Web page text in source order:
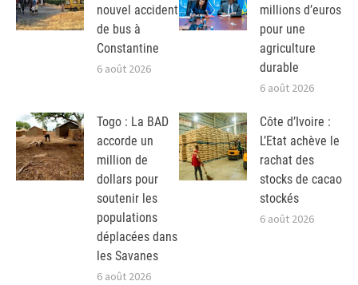
nouvel accident
de bus à
Constantine
6 août 2026
millions d’euros
pour une
agriculture
durable
6 août 2026
Togo : La BAD
accorde un
million de
dollars pour
soutenir les
populations
déplacées dans
les Savanes
6 août 2026
Côte d’Ivoire :
L’Etat achève le
rachat des
stocks de cacao
stockés
6 août 2026